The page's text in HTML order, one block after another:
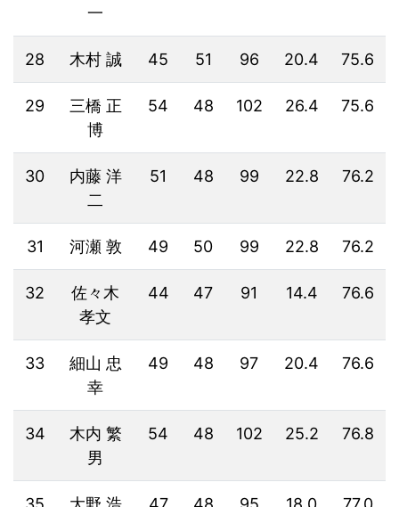
一
28 木村 誠 45 51 96 20.4 75.6
29
三橋 正
博
54 48 102 26.4 75.6
30
内藤 洋
二
51 48 99 22.8 76.2
31 河瀬 敦 49 50 99 22.8 76.2
32
佐々木
孝文
44 47 91 14.4 76.6
33
細山 忠
幸
49 48 97 20.4 76.6
34
木内 繁
男
54 48 102 25.2 76.8